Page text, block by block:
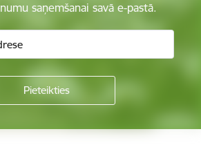
saņemšanai savā e-pastā.